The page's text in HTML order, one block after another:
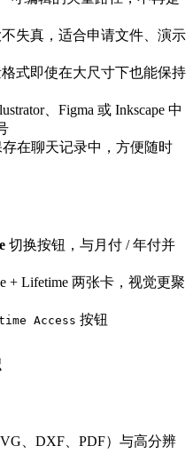
失真，适合申请文件、演示
式即使在大尺寸下也能保持
、Figma 或 Inkscape 中
在聊天记录中，方便随时
切换按钮，与月付 / 年付并
+ Lifetime 两张卡，视觉更聚
Access 按钮
、DXF、PDF）与高分辨